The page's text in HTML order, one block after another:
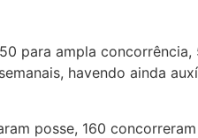
para ampla
havendo ainda
posse, 160